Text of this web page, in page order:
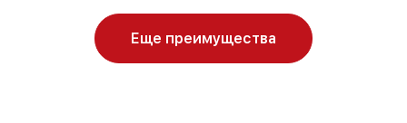
Еще преимущества